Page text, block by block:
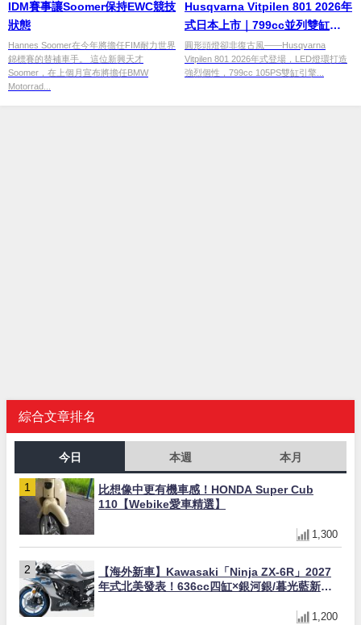
IDM賽事讓Soomer保持EWC競技
狀態
Hannes Soomer在今年將擔任FIM耐力世界
錦標賽的替補車手。 這位新興天才
Soomer，在上個月宣布將擔任BMW
Motorrad...
Husqvarna Vitpilen 801 2026年
式日本上市｜799cc並列雙缸
105PS獨創設計運動街車
圓形頭燈卻非復古風——Husqvarna
Vitpilen 801 2026年式登場，LED燈環打造
強烈個性，799cc 105PS雙缸引擎...
綜合文章排名
今日 本週 本月
比想像中更有機車感！HONDA Super Cub
110【Webike愛車精選】
1,300
【海外新車】Kawasaki「Ninja ZX-6R」2027
年式北美發表！636cc四缸×銀河銀/暮光藍新色
1,200